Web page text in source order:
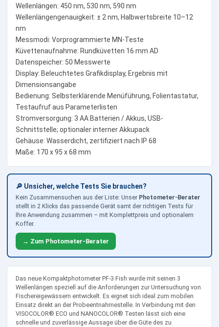
Wellenlängen: 450 nm, 530 nm, 590 nm
Wellenlängengenauigkeit: ± 2 nm, Halbwertsbreite 10–12
nm
Messmodi: Vorprogrammierte MN-Teste
Küvettenaufnahme: Rundküvetten 16 mm AD
Datenspeicher: 50 Messwerte
Display: Beleuchtetes Grafikdisplay, Ergebnis mit
Dimensionsangabe
Bedienung: Selbsterklärende Menüführung, Folientastatur,
Testaufruf aus Parameterlisten
Stromversorgung: 3 AA Batterien / Akkus, USB-
Schnittstelle; optionaler interner Akkupack
Gehäuse: Wasserdicht, zertifiziert nach IP 68
Maße: 170 x 95 x 68 mm
🔎 Unsicher, welche Tests Sie brauchen?
Kein Zusammensuchen aus der Liste: Unser Photometer-Berater
stellt in 2 Klicks das passende Gerät samt der richtigen Tests für
Ihre Anwendung zusammen – mit Komplettpreis und optionalem
Koffer.
→ Zum Photometer-Berater
Das neue Kompaktphotometer PF-3 Fish wurde mit seinen 3
Wellenlängen speziell auf die Anforderungen zur Untersuchung von
Fischereigewässern entwickelt. Es eignet sich ideal zum mobilen
Einsatz direkt an der Probeentnahmestelle. In Verbindung mit den
VISOCOLOR® ECO und NANOCOLOR® Testen lässt sich eine
schnelle und zuverlässige Aussage über die Güte des zu